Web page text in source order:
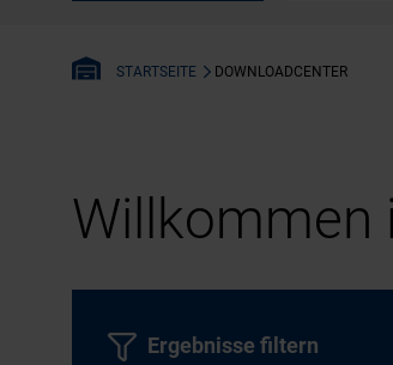
STARTSEITE DOWNLOADCENTER
Willkommen
Ergebnisse filtern